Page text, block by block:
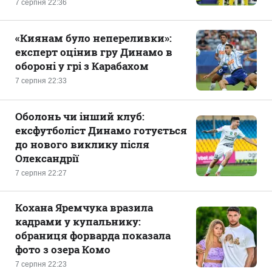
7 серпня 22:36
7 серпня 22:33
«Киянам було непереливки»:
експерт оцінив гру Динамо в
обороні у грі з Карабахом
7 серпня 22:27
Оболонь чи інший клуб:
ексфутболіст Динамо готується
до нового виклику після
Олександрії
7 серпня 22:23
Кохана Яремчука вразила
кадрами у купальнику:
обраниця форварда показала
фото з озера Комо